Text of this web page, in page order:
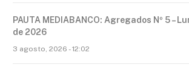
PAUTA MEDIABANCO: Agregados Nº 5 –
de 2026
3 agosto, 2026 - 12:02